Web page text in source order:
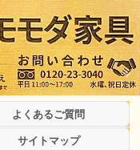
よくあるご質問
サイトマップ